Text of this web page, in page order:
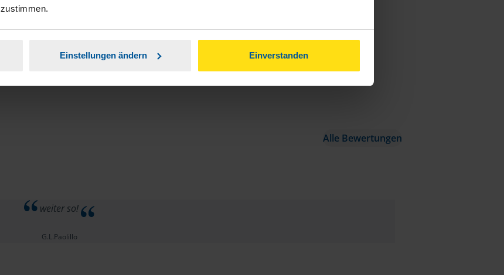
zustimmen.
Einstellungen ändern Einverstanden
Alle Bewertungen
weiter so!
G.L.Paolillo